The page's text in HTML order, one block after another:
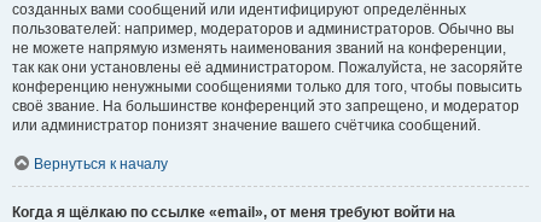
созданных вами сообщений или идентифицируют определённых
пользователей: например, модераторов и администраторов. Обычно вы
не можете напрямую изменять наименования званий на конференции,
так как они установлены её администратором. Пожалуйста, не засоряйте
конференцию ненужными сообщениями только для того, чтобы повысить
своё звание. На большинстве конференций это запрещено, и модератор
или администратор понизят значение вашего счётчика сообщений.
Вернуться к началу
Когда я щёлкаю по ссылке «email», от меня требуют войти на